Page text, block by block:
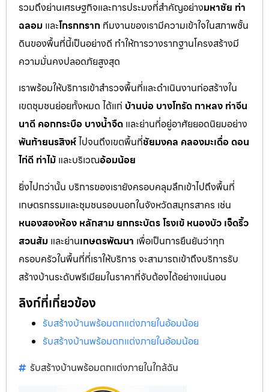
รวมถึงย่านเศรษฐกิจและการประมงที่สำคัญอย่างมหาชัย ท่า
ฉลอม และโกรกกราก ทีมงานของเรามีความเข้าใจในสภาพชั้น
ดินของพื้นที่นี้เป็นอย่างดี ทำให้การวางรากฐานโครงสร้างมี
ความมั่นคงปลอดภัยสูงสุด
เราพร้อมให้บริการเข้าสำรวจพื้นที่และดำเนินงานก่อสร้างใน
เขตชุมชนย่อยทั้งหมด ได้แก่ บ้านบ่อ บางโทรัด กาหลง ท่าจีน
นาดี คอกกระบือ บางน้ำจืด และย่านที่อยู่อาศัยยอดนิยมอย่าง
พันท้ายนรสิงห์ไปจนถึงเขตพื้นที่ชัยมงคล คลองมะเดื่อ ดอน
ไก่ดี ท่าไม้ และบริเวณอ้อมน้อย
ยิ่งไปกว่านั้น บริการของเรายังครอบคลุมลึกเข้าไปถึงพื้นที่
เกษตรกรรมและชุมชนรอบนอกในจังหวัดสมุทรสาคร เช่น
หนองสองห้อง หลักสาม ยกกระบัตร โรงเข้ หนองบัว เจ็ดริ้ว
สวนส้ม และย่านเกษตรพัฒนา เพื่อเป็นการยืนยันว่าทุก
ครอบครัวในพื้นที่ที่เราให้บริการ จะสามารถเข้าถึงบริการรับ
สร้างบ้านระดับพรีเมียมในราคาที่จับต้องได้อย่างแน่นอน
ลิงก์ที่เกี่ยวข้อง
รับสร้างบ้านพร้อมตกแต่งภายในอ้อมน้อย
รับสร้างบ้านพร้อมตกแต่งภายในอ้อมน้อย
รับสร้างบ้านพร้อมตกแต่งภายในใกล้ฉัน